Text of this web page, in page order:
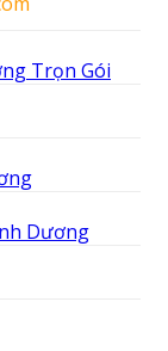
Trọn Gói
Dương